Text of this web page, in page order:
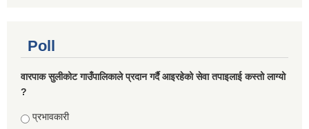
Poll
वारपाक सुलीकोट गाउँपालिकाले प्रदान गर्दै आइरहेको सेवा तपाइलाई कस्तो लाग्यो
?
Choices
प्रभावकारी